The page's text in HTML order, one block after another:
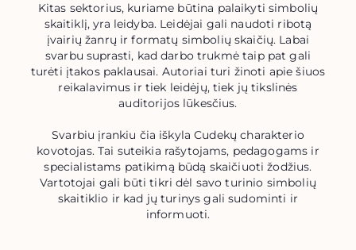
Kitas sektorius, kuriame būtina palaikyti simbolių
skaitiklį, yra leidyba. Leidėjai gali naudoti ribotą
įvairių žanrų ir formatų simbolių skaičių. Labai
svarbu suprasti, kad darbo trukmė taip pat gali
turėti įtakos paklausai. Autoriai turi žinoti apie šiuos
reikalavimus ir tiek leidėjų, tiek jų tikslinės
auditorijos lūkesčius.
Svarbiu įrankiu čia iškyla Cudekų charakterio
kovotojas. Tai suteikia rašytojams, pedagogams ir
specialistams patikimą būdą skaičiuoti žodžius.
Vartotojai gali būti tikri dėl savo turinio simbolių
skaitiklio ir kad jų turinys gali sudominti ir
informuoti.